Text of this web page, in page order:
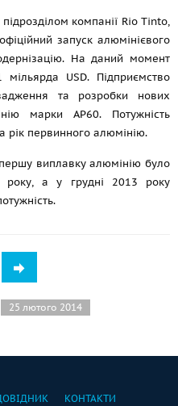
компанії Rio Tinto,
запуск алюмінієвого
На даний момент
мільярда USD. Підприємство
та розробки нових
марки АР60. Потужність
рік первинного алюмінію.
виплавку алюмінію було
року, а у грудні 2013 року
25 лютого 2014
КОНТАКТИ